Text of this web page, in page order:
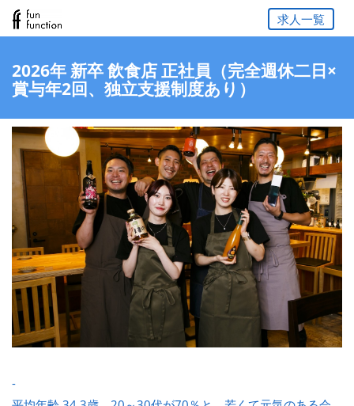
求人一覧
2026年 新卒 飲食店 正社員（完全週休二日×
賞与年2回、独立支援制度あり）
-